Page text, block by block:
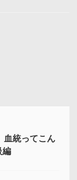
統ってこん
編